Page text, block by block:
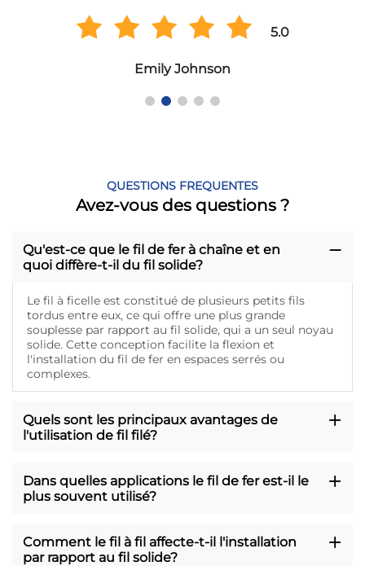
5.0
Emily Johnson
QUESTIONS FREQUENTES
Avez-vous des questions ?
Qu'est-ce que le fil de fer à chaîne et en
quoi diffère-t-il du fil solide?
Le fil à ficelle est constitué de plusieurs petits fils
tordus entre eux, ce qui offre une plus grande
souplesse par rapport au fil solide, qui a un seul noyau
solide. Cette conception facilite la flexion et
l'installation du fil de fer en espaces serrés ou
complexes.
Quels sont les principaux avantages de
l'utilisation de fil filé?
Dans quelles applications le fil de fer est-il le
plus souvent utilisé?
Comment le fil à fil affecte-t-il l'installation
par rapport au fil solide?